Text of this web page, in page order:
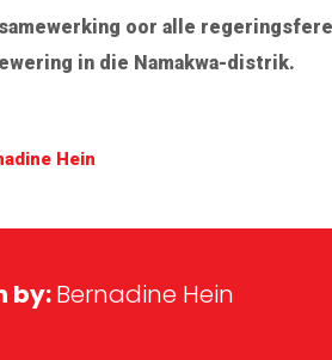
oor alle
in die Namakwa-distrik.
Hein
by:Bernadine Hein